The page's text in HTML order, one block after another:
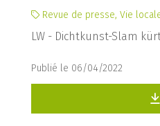
Revue de presse, Vie
LW - Dichtkunst-Slam
Publié le 06/04/2022